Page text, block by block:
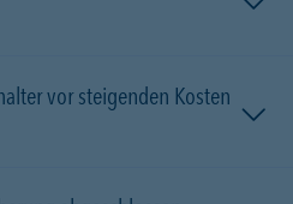
vor steigenden Kosten